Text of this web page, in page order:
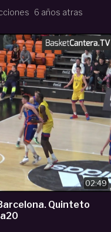
6 años atras
02:49
Barcelona. Quinteto